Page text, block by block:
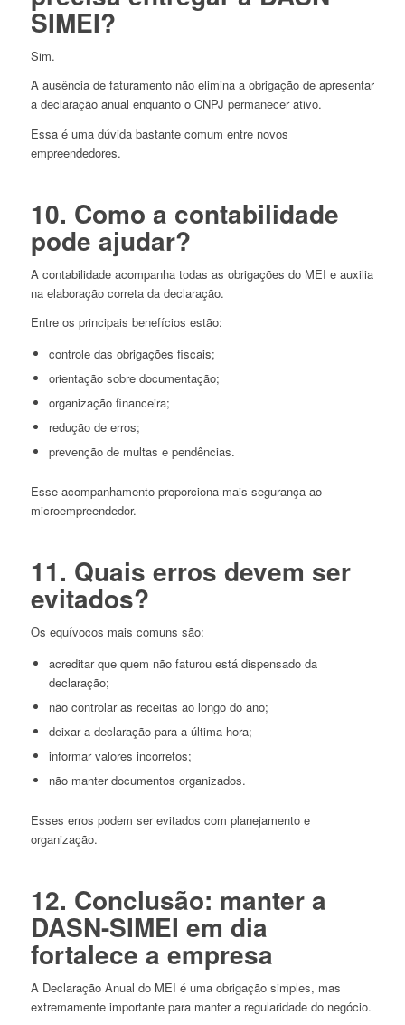
SIMEI?
Sim.
A ausência de faturamento não elimina a obrigação de apresentar
a declaração anual enquanto o CNPJ permanecer ativo.
Essa é uma dúvida bastante comum entre novos
empreendedores.
10. Como a contabilidade
pode ajudar?
A contabilidade acompanha todas as obrigações do MEI e auxilia
na elaboração correta da declaração.
Entre os principais benefícios estão:
controle das obrigações fiscais;
orientação sobre documentação;
organização financeira;
redução de erros;
prevenção de multas e pendências.
Esse acompanhamento proporciona mais segurança ao
microempreendedor.
11. Quais erros devem ser
evitados?
Os equívocos mais comuns são:
acreditar que quem não faturou está dispensado da
declaração;
não controlar as receitas ao longo do ano;
deixar a declaração para a última hora;
informar valores incorretos;
não manter documentos organizados.
Esses erros podem ser evitados com planejamento e
organização.
12. Conclusão: manter a
DASN-SIMEI em dia
fortalece a empresa
A Declaração Anual do MEI é uma obrigação simples, mas
extremamente importante para manter a regularidade do negócio.